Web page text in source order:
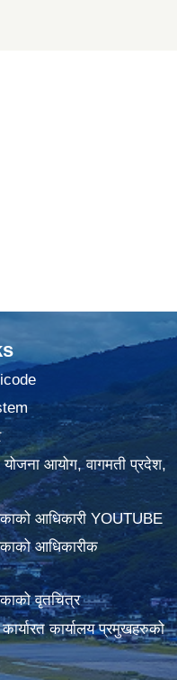
आयोग, वागमती प्रदेश,
आधिकारी YOUTUBE
आधिकारीक
वृतचित्र
कार्यालय प्रमुखहरुको